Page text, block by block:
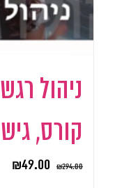
ניהול
קורס,
₪294.00
₪49.00